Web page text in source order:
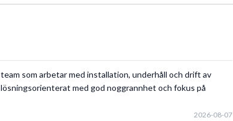
Hårdlödning
som arbetar med installation, underhåll och drift av
med god noggrannhet och fokus på
2026-08-07